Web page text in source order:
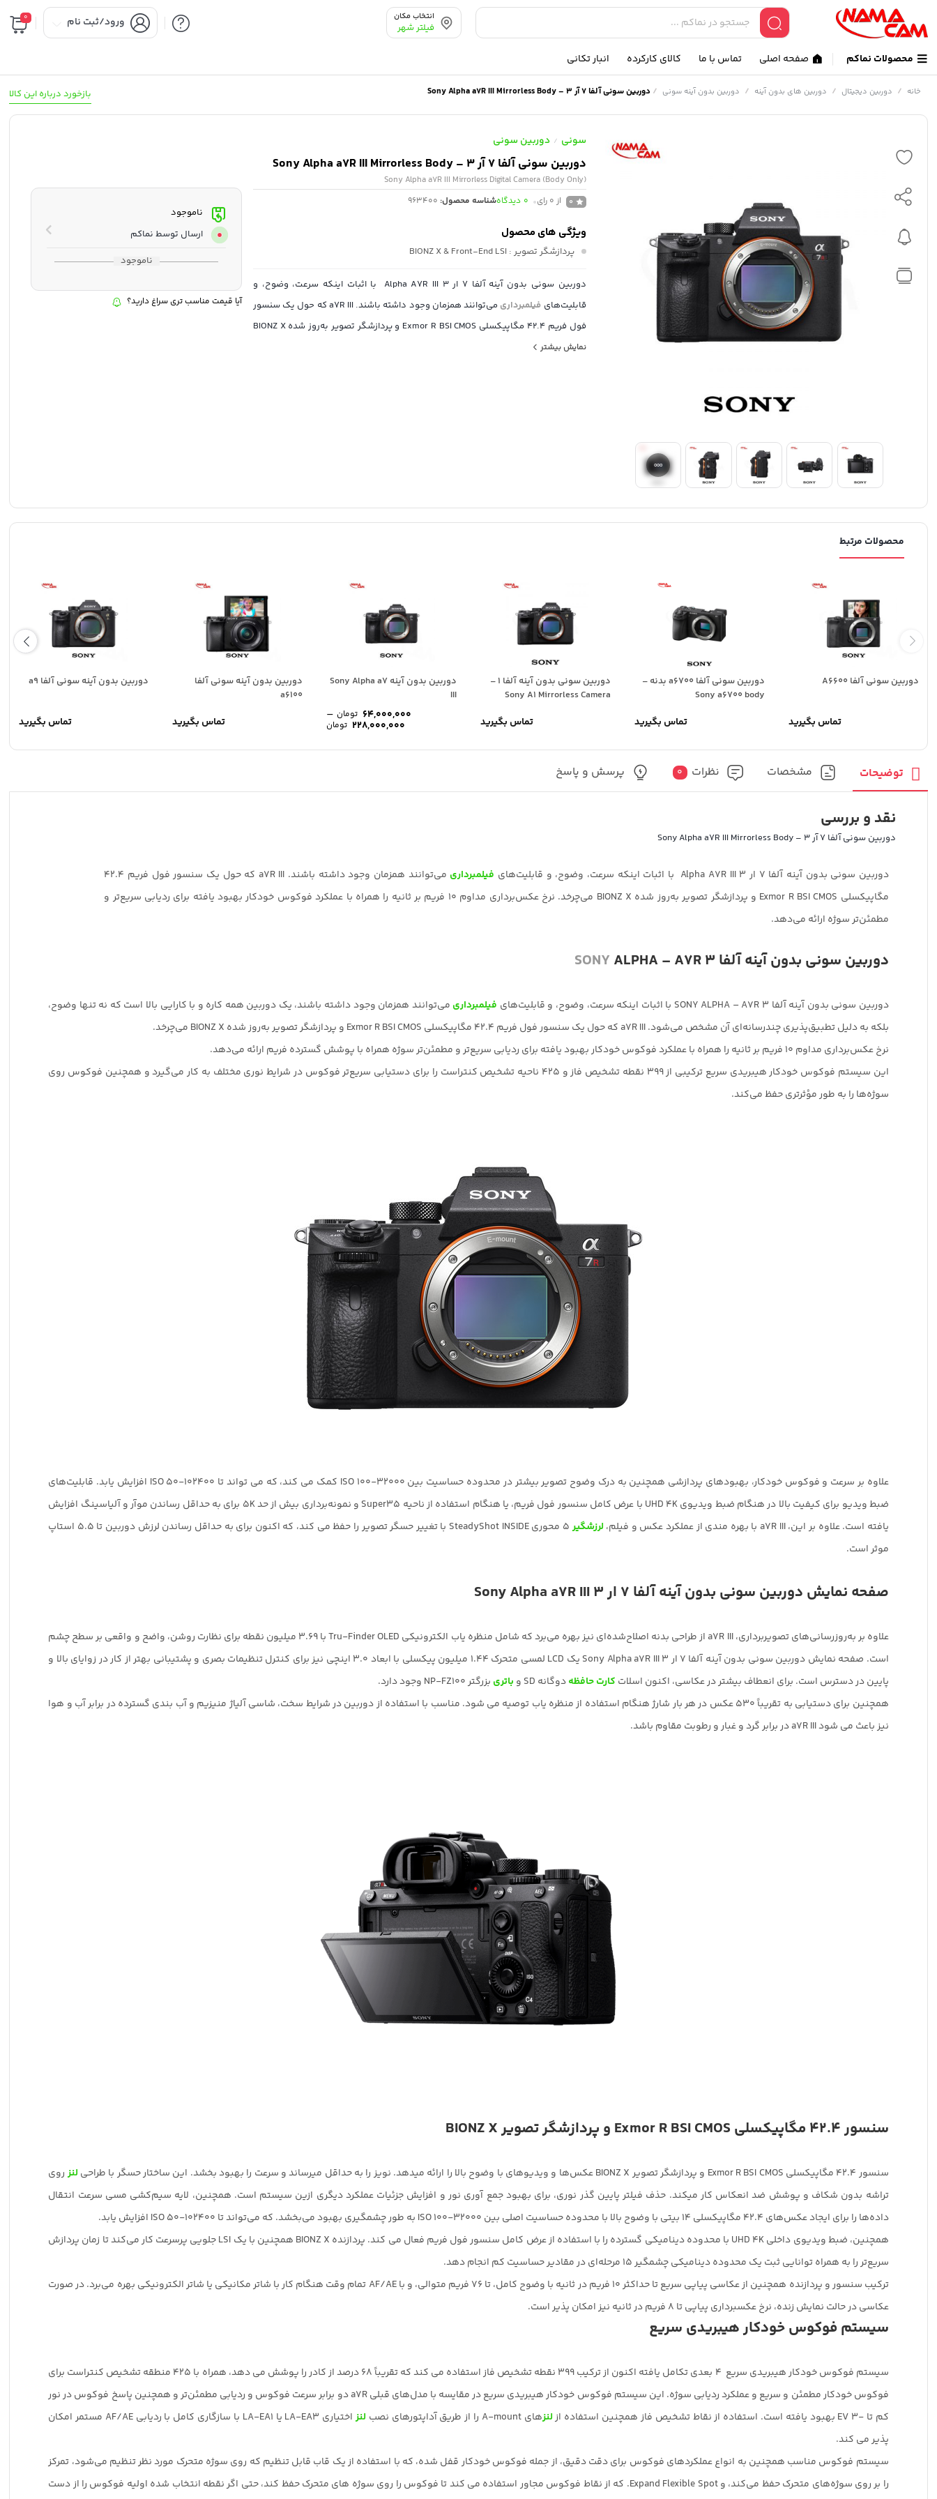
انتخاب مکان
فیلتر شهر ورود/ثبت نام 0
محصولات نماکم صفحه اصلی تماس با ما کالای کارکرده انبار تکانی
بازخورد درباره این کالا خانه / دوربین دیجیتال / دوربین های بدون آینه / دوربین بدون آینه سونی / دوربین سونی آلفا 7 آر 3 – Sony Alpha a7R III Mirrorless Body
سونی / دوربین سونی
دوربین سونی آلفا 7 آر 3 – Sony Alpha a7R III Mirrorless Body
Sony Alpha a7R III Mirrorless Digital Camera (Body Only)
0 از 0 رای 0 دیدگاهشناسه محصول: 963400
ویژگی های محصول
پردازشگر تصویر : BIONZ X & Front-End LSI
دوربین سونی بدون آینه آلفا 7 ار 3 Alpha A7R III با اثبات اینکه سرعت، وضوح، و
قابلیت‌های فیلمبرداری
می‌توانند همزمان وجود داشته باشند. a7R III که حول یک سنسور
فول فریم 42.4 مگاپیکسلی Exmor R BSI CMOS و پردازشگر تصویر به‌روز شده BIONZ X
نمایش بیشتر
ناموجود
ارسال توسط نماکم
ناموجود
آیا قیمت مناسب تری سراغ دارید؟
محصولات مرتبط
دوربین سونی آلفا A6600
تماس بگیرید
دوربین سونی آلفا a6700 بدنه –
Sony a6700 body
تماس بگیرید
دوربین سونی بدون آینه آلفا 1 –
Sony A1 Mirrorless Camera
تماس بگیرید
دوربین بدون آینه Sony Alpha a7
III
64,000,000 تومان –
228,000,000 تومانمحدوده
64,000,000 تومان
دوربین بدون آینه سونی آلفا
a6100
تماس بگیرید
دوربین بدون آینه سونی آلفا a9
تماس بگیرید
توضیحات مشخصات نظرات 0 پرسش و پاسخ
نقد و بررسی
دوربین سونی آلفا 7 آر 3 – Sony Alpha a7R III Mirrorless Body
دوربین سونی بدون آینه آلفا 7 ار 3 Alpha A7R III با اثبات اینکه سرعت، وضوح، و قابلیت‌های فیلمبرداری
می‌توانند همزمان وجود داشته باشند. a7R III که حول یک سنسور فول فریم 42.4
مگاپیکسلی Exmor R BSI CMOS و پردازشگر تصویر به‌روز شده BIONZ X می‌چرخد. نرخ عکس‌برداری مداوم 10 فریم بر ثانیه را همراه با عملکرد فوکوس خودکار بهبود یافته برای ردیابی سریع‌تر و
مطمئن‌تر سوژه ارائه می‌دهد.
دوربین سونی بدون آینه آلفا SONY ALPHA – A7R 3
دوربین سونی بدون آینه آلفا SONY ALPHA – A7R 3 با اثبات اینکه سرعت، وضوح، و قابلیت‌های فیلمبرداری می‌توانند همزمان وجود داشته باشند، یک دوربین همه کاره و با کارایی بالا است که نه تنها وضوح،
بلکه به دلیل تطبیق‌پذیری چندرسانه‌ای آن مشخص می‌شود. a7R III که حول یک سنسور فول فریم 42.4 مگاپیکسلی Exmor R BSI CMOS و پردازشگر تصویر به‌روز شده BIONZ X می‌چرخد.
نرخ عکس‌برداری مداوم 10 فریم بر ثانیه را همراه با عملکرد فوکوس خودکار بهبود یافته برای ردیابی سریع‌تر و مطمئن‌تر سوژه همراه با پوشش گسترده فریم ارائه می‌دهد.
این سیستم فوکوس خودکار هیبریدی سریع ترکیبی از 399 نقطه تشخیص فاز و 425 ناحیه تشخیص کنتراست را برای دستیابی سریع‌تر فوکوس در شرایط نوری مختلف به کار می‌گیرد و همچنین فوکوس روی
سوژه‌ها را به طور مؤثرتری حفظ می‌کند.
علاوه بر سرعت و فوکوس خودکار، بهبودهای پردازشی همچنین به درک وضوح تصویر بیشتر در محدوده حساسیت بین ISO 100-32000 کمک می کند، که می تواند تا ISO 50-102400 افزایش یابد. قابلیت‌های
ضبط ویدیو برای کیفیت بالا در هنگام ضبط ویدیوی UHD 4K با عرض کامل سنسور فول فریم، یا هنگام استفاده از ناحیه Super35 و نمونه‌برداری بیش از حد 5K برای به حداقل رساندن موآر و آلیاسینگ افزایش
یافته است. علاوه بر این، a7R III با بهره مندی از عملکرد عکس و فیلم،
لرزشگیر
5 محوری SteadyShot INSIDE با تغییر حسگر تصویر را حفظ می کند، که اکنون برای به حداقل رساندن لرزش دوربین تا 5.5 استاپ
موثر است.
صفحه نمایش دوربین سونی بدون آینه آلفا 7 ار 3 Sony Alpha a7R III
علاوه بر به‌روزرسانی‌های تصویربرداری، a7R III از طراحی بدنه اصلاح‌شده‌ای نیز بهره می‌برد که شامل منظره یاب الکترونیکی Tru-Finder OLED با 3.69 میلیون نقطه برای نظارت روشن، واضح و واقعی بر سطح چشم
است. صفحه نمایش دوربین سونی بدون آینه آلفا 7 ار 3 Sony Alpha a7R III یک LCD لمسی متحرک 1.44 میلیون پیکسلی با ابعاد 3.0 اینچی نیز برای کنترل تنظیمات بصری و پشتیبانی بهتر از کار در زوایای بالا و
پایین در دسترس است. برای انعطاف بیشتر در عکاسی، اکنون اسلات کارت حافظهدوگانه SD و باتری بزرگتر NP-FZ100 وجود دارد.
همچنین برای دستیابی به تقریباً 530 عکس در هر بار شارژ هنگام استفاده از منظره یاب توصیه می شود. مناسب با استفاده از دوربین در شرایط سخت، شاسی آلیاژ منیزیم و آب بندی گسترده در برابر آب و هوا
نیز باعث می شود a7R III در برابر گرد و غبار و رطوبت مقاوم باشد.
سنسور 42.4 مگاپیکسلی Exmor R BSI CMOS و پردازشگر تصویر BIONZ X
سنسور 42.4 مگاپیکسلی Exmor R BSI CMOS و پردازشگر تصویر BIONZ X عکس‌ها و ویدیوهای با وضوح بالا را ارائه میدهد. نویز را به حداقل میرساند و سرعت را بهبود بخشد. این ساختار حسگر با طراحی لنز روی
تراشه بدون شکاف و پوشش ضد انعکاس کار میکند. حذف فیلتر پایین گذر نوری، برای بهبود جمع آوری نور و افزایش جزئیات عملکرد دیگری ازین سیستم است. همچنین، لایه سیم‌کشی مسی سرعت انتقال
داده‌ها را برای ایجاد عکس‌های 42.4 مگاپیکسلی 14 بیتی با وضوح بالا با محدوده حساسیت اصلی بین ISO 100-32000 به طور چشمگیری بهبود می‌بخشد. که می‌تواند تا ISO 50-102400 افزایش یابد.
همچنین، ضبط ویدیوی داخلی UHD 4K با محدوده دینامیکی گسترده را با استفاده از عرض کامل سنسور فول فریم فعال می کند. پردازنده BIONZ X همچنین با یک LSI جلویی پرسرعت کار می‌کند تا زمان پردازش
سریع‌تر را به همراه توانایی ثبت یک محدوده دینامیکی چشمگیر 15 مرحله‌ای در مقادیر حساسیت کم انجام دهد.
ترکیب سنسور و پردازنده همچنین از عکاسی پیاپی سریع تا حداکثر 10 فریم در ثانیه با وضوح کامل، تا 76 فریم متوالی، و با AF/AE تمام وقت هنگام کار با شاتر مکانیکی یا شاتر الکترونیکی بهره می‌برد. در صورت
عکاسی در حالت نمایش زنده، نرخ عکسبرداری پیاپی تا 8 فریم در ثانیه نیز امکان پذیر است.
سیستم فوکوس خودکار هیبریدی سریع
سیستم فوکوس خودکار هیبریدی سریع 4 بعدی تکامل یافته اکنون از ترکیب 399 نقطه تشخیص فاز استفاده می کند که تقریباً 68 درصد از کادر را پوشش می دهد، همراه با 425 منطقه تشخیص کنتراست برای
فوکوس خودکار مطمئن و سریع و عملکرد ردیابی سوژه. این سیستم فوکوس خودکار هیبریدی سریع در مقایسه با مدل‌های قبلی a7R دو برابر سرعت فوکوس و ردیابی مطمئن‌تر و همچنین پاسخ فوکوس در نور
کم تا -3 EV بهبود یافته است. استفاده از نقاط تشخیص فاز همچنین استفاده از
لنزهای A-mount را از طریق آداپتورهای نصب لنز
اختیاری LA-EA3 یا LA-EA1 با سازگاری کامل با ردیابی AF/AE مستمر امکان
پذیر می کند.
سیستم فوکوس مناسب همچنین به انواع عملکردهای فوکوس برای دقت دقیق، از جمله فوکوس خودکار قفل شده، که با استفاده از یک قاب قابل تنظیم که روی سوژه متحرک مورد نظر تنظیم می‌شود، تمرکز
را بر روی سوژه‌های متحرک حفظ می‌کند، و Expand Flexible Spot. که از نقاط فوکوس مجاور استفاده می کند تا فوکوس را روی سوژه های متحرک حفظ کند، حتی اگر نقطه انتخاب شده اولیه فوکوس را از دست